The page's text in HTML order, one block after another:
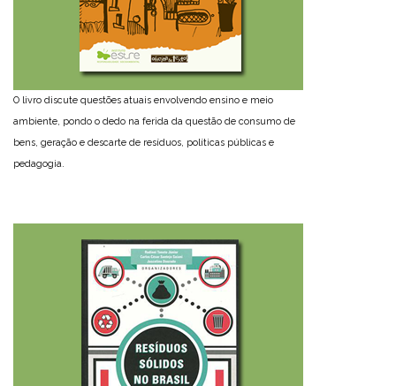
O livro discute questões atuais envolvendo ensino e meio
ambiente, pondo o dedo na ferida da questão de consumo de
bens, geração e descarte de resíduos, políticas públicas e
pedagogia.